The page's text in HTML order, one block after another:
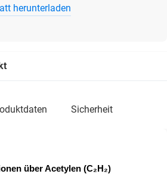
herunterladen
sicherheit
über Acetylen (C₂H₂)